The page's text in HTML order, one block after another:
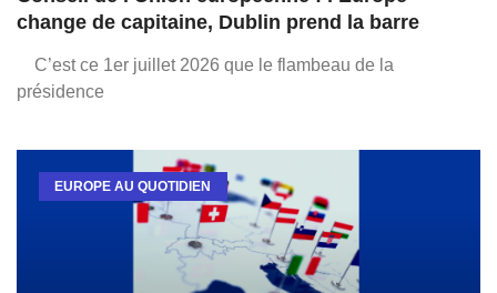
change de capitaine, Dublin prend la barre
C’est ce 1er juillet 2026 que le flambeau de la
présidence
EUROPE AU QUOTIDIEN